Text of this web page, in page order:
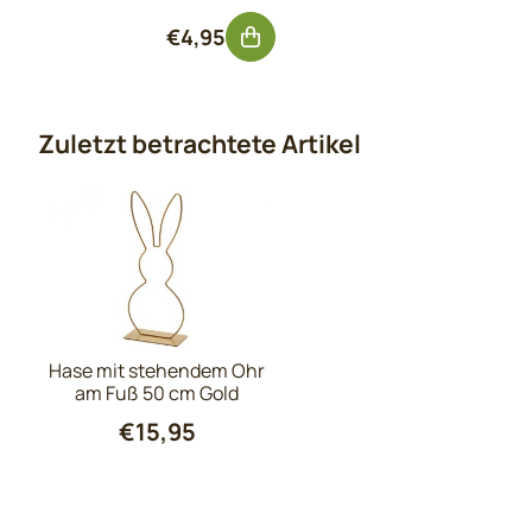
Preis: 4,95, ohne MwSt.: 4,09
€4,95
Zuletzt betrachtete Artikel
Hase mit stehendem Ohr
am Fuß 50 cm Gold
€15,95